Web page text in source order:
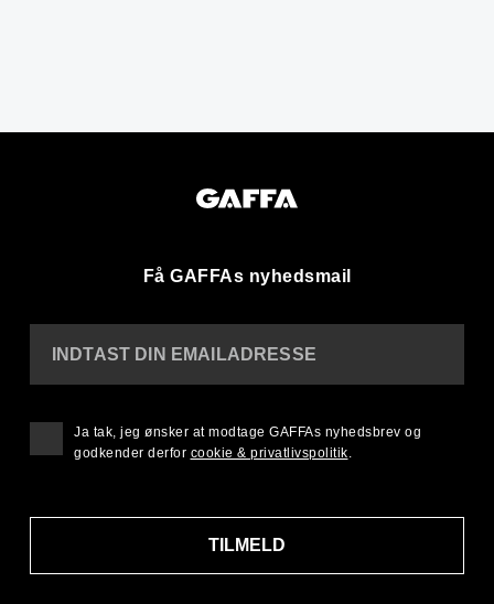
Få GAFFAs nyhedsmail
INDTAST DIN EMAILADRESSE
TILMELD
Ja tak, jeg ønsker at modtage GAFFAs nyhedsbrev og
godkender derfor cookie & privatlivspolitik.